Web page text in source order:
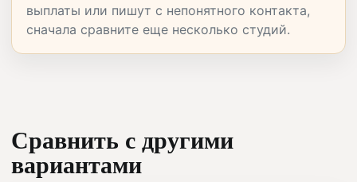
выплаты или пишут с непонятного контакта,
сначала сравните еще несколько студий.
Сравнить с другими
вариантами